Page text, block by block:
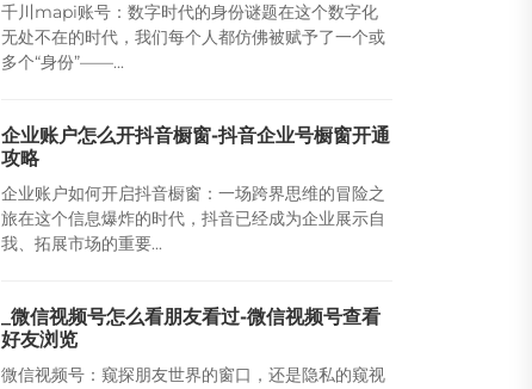
千川mapi账号：数字时代的身份谜题在这个数字化
无处不在的时代，我们每个人都仿佛被赋予了一个或
多个“身份”——...
企业账户怎么开抖音橱窗-抖音企业号橱窗开通
攻略
企业账户如何开启抖音橱窗：一场跨界思维的冒险之
旅在这个信息爆炸的时代，抖音已经成为企业展示自
我、拓展市场的重要...
_微信视频号怎么看朋友看过-微信视频号查看
好友浏览
微信视频号：窥探朋友世界的窗口，还是隐私的窥视